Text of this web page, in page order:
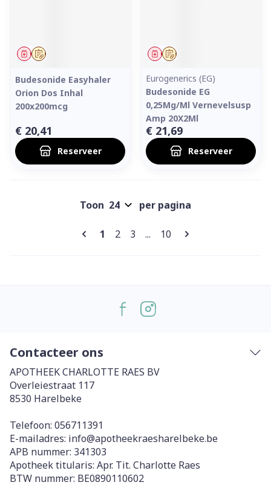
Op voorschrift
Geneesmiddel
Budesonide Easyhaler
Orion Dos Inhal
200x200mcg
€ 20,41
Reserveer
Op voorschrift
Geneesmiddel
Eurogenerics (EG)
Budesonide EG
0,25Mg/Ml Vernevelsusp
Amp 20X2Ml
€ 21,69
Reserveer
Pagina's
U lees momenteel pagina
1 Pagina
2 Pagina
3 ... Pagina
10
Toon per pagina
Contacteer ons
APOTHEEK CHARLOTTE RAES BV
Overleiestraat 117
8530 Harelbeke
Telefoon: 056711391
E-mailadres: info@apotheekraesharelbeke.be
APB nummer: 341303
Apotheek titularis: Apr. Tit. Charlotte Raes
BTW nummer: BE0890110602